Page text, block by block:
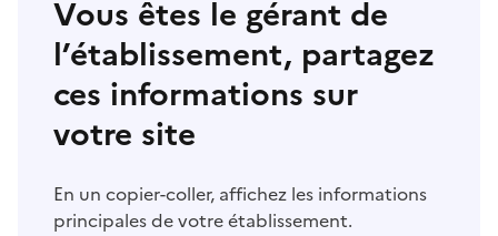
Vous êtes le gérant de
l’établissement, partagez
ces informations sur
votre site
En un copier-coller, affichez les informations
principales de votre établissement.